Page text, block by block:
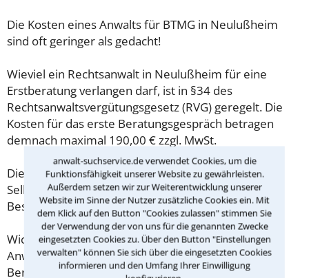
anwalt-suchservice.de verwendet Cookies, um die
Funktionsfähigkeit unserer Website zu gewährleisten.
Außerdem setzen wir zur Weiterentwicklung unserer
Website im Sinne der Nutzer zusätzliche Cookies ein. Mit
dem Klick auf den Button "Cookies zulassen" stimmen Sie
der Verwendung der von uns für die genannten Zwecke
eingesetzten Cookies zu. Über den Button "Einstellungen
verwalten" können Sie sich über die eingesetzten Cookies
informieren und den Umfang Ihrer Einwilligung
Die Kosten eines Anwalts für BTMG in Neulußheim
sind oft geringer als gedacht!
Wieviel ein Rechtsanwalt in Neulußheim für eine
Erstberatung verlangen darf, ist in §34 des
Rechtsanwaltsvergütungsgesetz (RVG) geregelt. Die
Kosten für das erste Beratungsgespräch betragen
demnach maximal 190,00 € zzgl. MwSt.
Diese Regelung gilt jedoch nur für Verbraucher. Für
Selbstständige oder Freiberufler gilt diese
Beschränkung nicht.
Wichtig daher: Klären Sie die Kostenfrage mit Ihrem
Anwalt aus Neulußheim schon zu Beginn der ersten
Beratung.